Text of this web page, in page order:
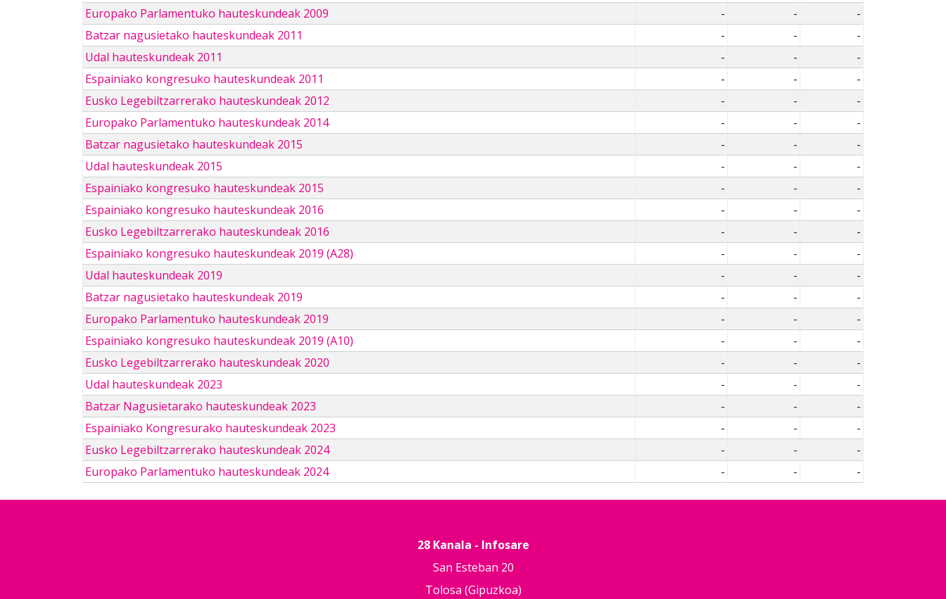
Europako Parlamentuko hauteskundeak 2009
- -
-
Batzar nagusietako hauteskundeak 2011
- -
-
Udal hauteskundeak 2011
- -
-
Espainiako kongresuko hauteskundeak 2011
- -
-
Eusko Legebiltzarrerako hauteskundeak 2012
- -
-
Europako Parlamentuko hauteskundeak 2014
- -
-
Batzar nagusietako hauteskundeak 2015
- -
-
Udal hauteskundeak 2015
- -
-
Espainiako kongresuko hauteskundeak 2015
- -
-
Espainiako kongresuko hauteskundeak 2016
- -
-
Eusko Legebiltzarrerako hauteskundeak 2016
- -
-
Espainiako kongresuko hauteskundeak 2019 (A28)
- -
-
Udal hauteskundeak 2019
- -
-
Batzar nagusietako hauteskundeak 2019
- -
-
Europako Parlamentuko hauteskundeak 2019
- -
-
Espainiako kongresuko hauteskundeak 2019 (A10)
- -
-
Eusko Legebiltzarrerako hauteskundeak 2020
- -
-
Udal hauteskundeak 2023
- -
-
Batzar Nagusietarako hauteskundeak 2023
- -
-
Espainiako Kongresurako hauteskundeak 2023
- -
-
Eusko Legebiltzarrerako hauteskundeak 2024
- -
-
Europako Parlamentuko hauteskundeak 2024
- - -
28 Kanala - Infosare
San Esteban 20
Tolosa (Gipuzkoa)